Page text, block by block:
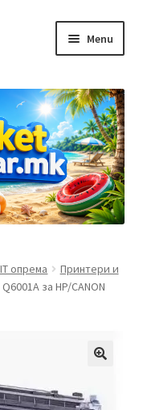
Menu
опрема
Принтери и
Q6001A за HP/CANON